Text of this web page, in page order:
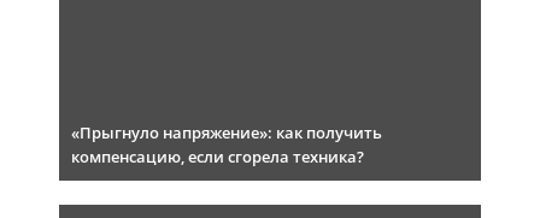
«Прыгнуло напряжение»: как получить
компенсацию, если сгорела техника?